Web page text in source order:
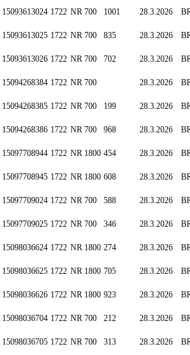
15093613024 1722 NR 700 1001 28.3.2026
15093613025 1722 NR 700 835 28.3.2026
15093613026 1722 NR 700 702 28.3.2026
15094268384 1722 NR 700 28.3.2026
15094268385 1722 NR 700 199 28.3.2026
15094268386 1722 NR 700 968 28.3.2026
15097708944 1722 NR 1800 454 28.3.2026
15097708945 1722 NR 1800 608 28.3.2026
15097709024 1722 NR 700 588 28.3.2026
15097709025 1722 NR 700 346 28.3.2026
15098036624 1722 NR 1800 274 28.3.2026
15098036625 1722 NR 1800 705 28.3.2026
15098036626 1722 NR 1800 923 28.3.2026
15098036704 1722 NR 700 212 28.3.2026
15098036705 1722 NR 700 313 28.3.2026